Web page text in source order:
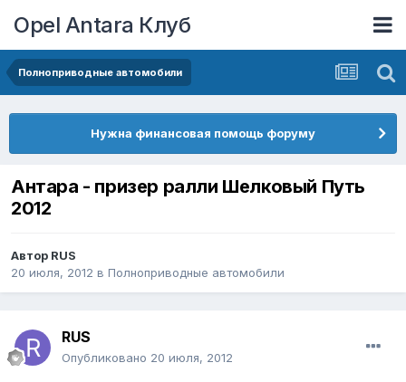
Opel Antara Клуб
Полноприводные автомобили
Нужна финансовая помощь форуму
Антара - призер ралли Шелковый Путь
2012
Автор RUS
20 июля, 2012 в Полноприводные автомобили
RUS
Опубликовано 20 июля, 2012